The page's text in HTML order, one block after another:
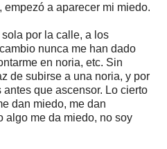
a aparecer mi miedo.
por la calle, a los
nunca me han dado
en noria, etc. Sin
de subirse a una noria, y por
que ascensor. Lo cierto
dan miedo, me dan
algo me da miedo, no soy